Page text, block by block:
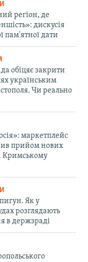
регіон, де
дискусія
пам'ятної дати
обіцяє закрити
українським
Чи реально
маркетплейс
прийом нових
Кримському
Як у
розглядають
в держзраді